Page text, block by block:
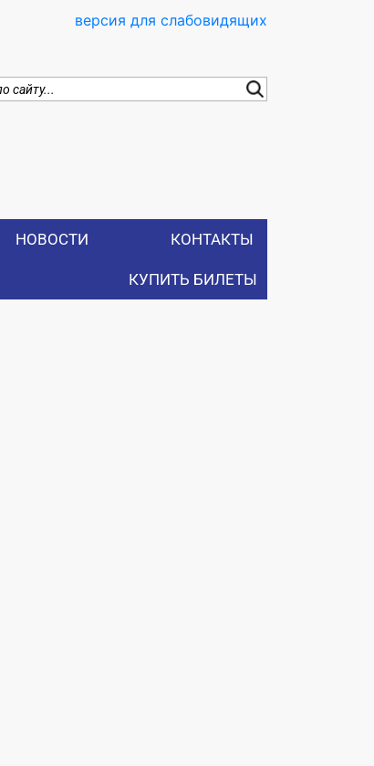
версия для слабовидящих
НОВОСТИ КОНТАКТЫ
КУПИТЬ БИЛЕТЫ